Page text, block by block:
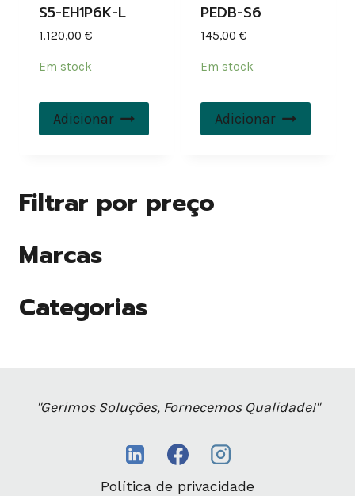
S5-EH1P6K-L
1.120,00 €
Em stock
Adicionar
PEDB-S6
145,00 €
Em stock
Adicionar
Filtrar por preço
Marcas
Categorias
"Gerimos Soluções, Fornecemos Qualidade!"
Política de privacidade